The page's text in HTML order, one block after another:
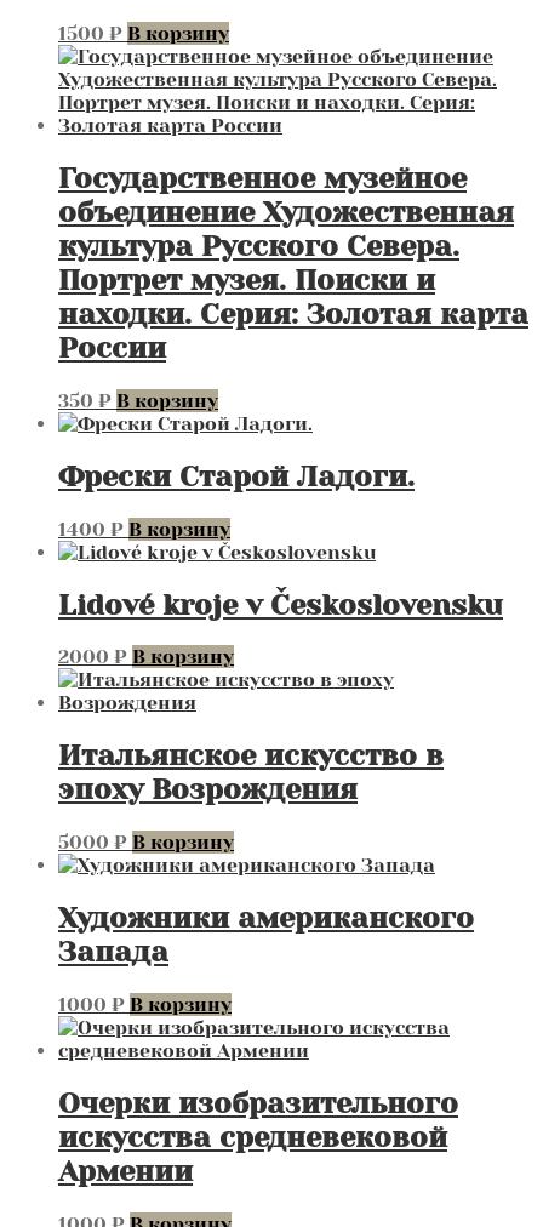
1500 ₽ В корзину
Государственное музейное
объединение Художественная
культура Русского Севера.
Портрет музея. Поиски и
находки. Серия: Золотая карта
России
350 ₽ В корзину
Фрески Старой Ладоги.
1400 ₽ В корзину
Lidové kroje v Československu
2000 ₽ В корзину
Итальянское искусство в
эпоху Возрождения
5000 ₽ В корзину
Художники американского
Запада
1000 ₽ В корзину
Очерки изобразительного
искусства средневековой
Армении